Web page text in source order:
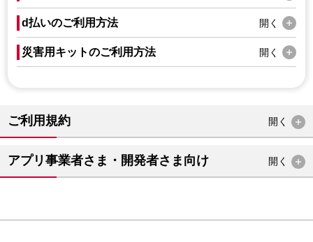
d払いのご利用方法 開く
災害用キットのご利用方法 開く
ご利用規約 開く
アプリ事業者さま・開発者さま向け 開く